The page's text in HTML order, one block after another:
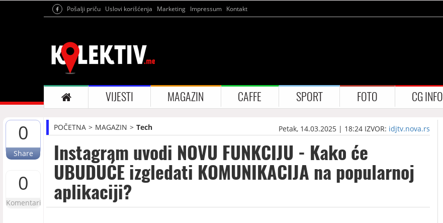
Pošalji priču Uslovi korišćenja Marketing Impressum Kontakt
VIJESTI MAGAZIN CAFFE SPORT FOTO CG INFO
0
Share
0
Komentari
POČETNA MAGAZIN Tech Petak, 14.03.2025 | 18:24 IZVOR: idjtv.nova.rs
Instagram uvodi NOVU FUNKCIJU - Kako će
UBUDUĆE izgledati KOMUNIKACIJA na popularnoj
aplikaciji?